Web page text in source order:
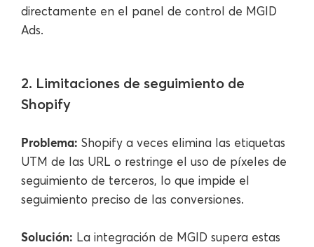
directamente en el panel de control de MGID
Ads.
2. Limitaciones de seguimiento de
Shopify
Problema: Shopify a veces elimina las etiquetas
UTM de las URL o restringe el uso de píxeles de
seguimiento de terceros, lo que impide el
seguimiento preciso de las conversiones.
Solución: La integración de MGID supera estas